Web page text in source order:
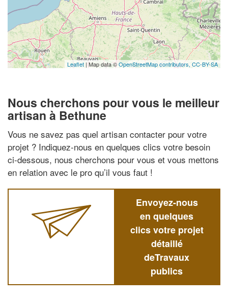
Leaflet | Map data ©OpenStreetMap contributors, CC-BY-SA
Nous cherchons pour vous le meilleur
artisan à Bethune
Vous ne savez pas quel artisan contacter pour votre
projet ? Indiquez-nous en quelques clics votre besoin
ci-dessous, nous cherchons pour vous et vous mettons
en relation avec le pro qu’il vous faut !
Envoyez-nous
en quelques
clics votre projet
détaillé
deTravaux
publics